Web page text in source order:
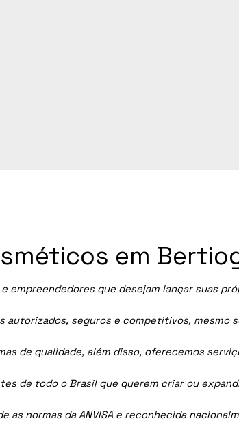
empreendedores que desejam lançar suas
seguros e competitivos, mesmo
de qualidade, além disso, oferecemos
de todo o Brasil que querem criar ou
normas da ANVISA e reconhecida
em